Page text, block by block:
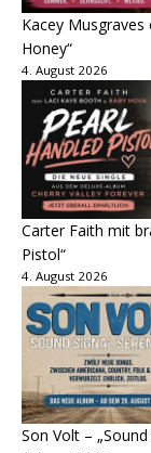
Kacey
Honey“
4. August 2026
Carter Faith mit
Pistol“
4. August 2026
Son Volt –